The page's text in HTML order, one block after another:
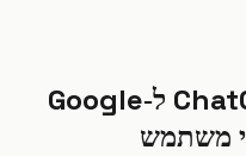
חברת אבטחה: תוסף ChatGPT ל‑Google